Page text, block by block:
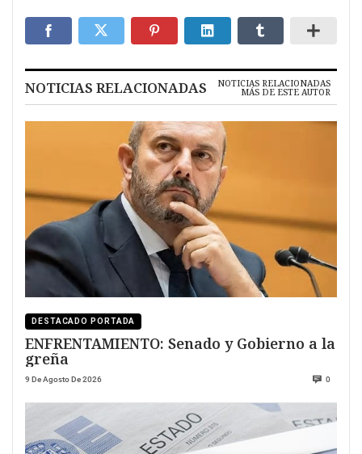
NOTICIAS RELACIONADAS NOTICIAS RELACIONADAS
MÁS DE ESTE AUTOR
DESTACADO PORTADA
ENFRENTAMIENTO: Senado y Gobierno a la
greña
9 De Agosto De 2026 0